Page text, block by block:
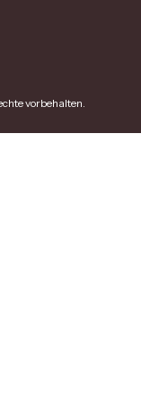
vorbehalten.